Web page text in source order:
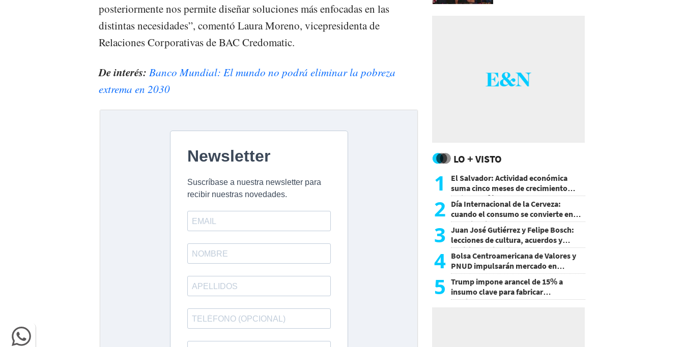
posteriormente nos permite diseñar soluciones más enfocadas en las
distintas necesidades”, comentó Laura Moreno, vicepresidenta de
Relaciones Corporativas de BAC Credomatic.
De interés: Banco Mundial: El mundo no podrá eliminar la pobreza
extrema en 2030
LO + VISTO
1
El Salvador: Actividad económica
suma cinco meses de crecimiento
arriba de 4%
2 Día Internacional de la Cerveza:
cuando el consumo se convierte en
experiencia
3 Juan José Gutiérrez y Felipe Bosch:
lecciones de cultura, acuerdos y
decisiones sin miedo
4 Bolsa Centroamericana de Valores y
PNUD impulsarán mercado en
Honduras
5
Trump impone arancel de 15% a
insumo clave para fabricar
semiconductores y paneles